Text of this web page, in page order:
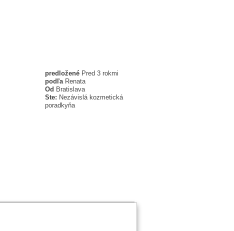
predložené Pred 3 rokmi
podľa Renata
Od Bratislava
Ste: Nezávislá kozmetická
poradkyňa